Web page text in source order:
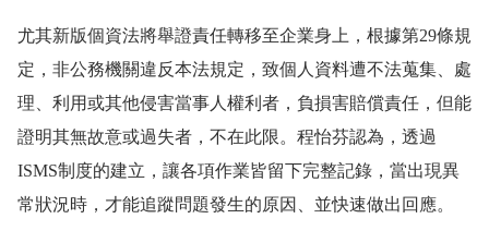
尤其新版個資法將舉證責任轉移至企業身上，根據第29條規
定，非公務機關違反本法規定，致個人資料遭不法蒐集、處
理、利用或其他侵害當事人權利者，負損害賠償責任，但能
證明其無故意或過失者，不在此限。程怡芬認為，透過
ISMS制度的建立，讓各項作業皆留下完整記錄，當出現異
常狀況時，才能追蹤問題發生的原因、並快速做出回應。